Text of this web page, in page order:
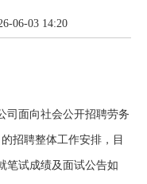
06-03 14:20
面向社会公开招聘劳务
招聘整体工作安排，目
笔试成绩及面试公告如